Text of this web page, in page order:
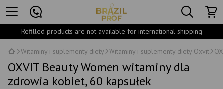
Refilled products are not available for international shipping
Witaminy i suplementy diety Witaminy i suplementy diety Oxvit
OXVIT Beauty Women witaminy dla
zdrowia kobiet, 60 kapsułek